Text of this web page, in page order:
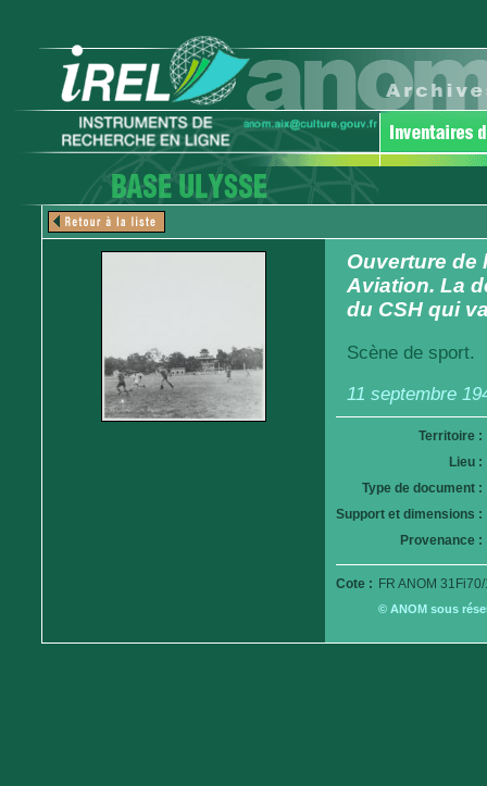
Ouverture de
Aviation. La
du CSH qui
Scène de sport.
11 septembre
Territoire :
Lieu :
Type de document :
Support et dimensions :
Provenance :
Cote : FR ANOM
© ANOM sous